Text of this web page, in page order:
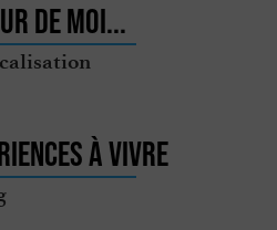
de moi...
à vivre